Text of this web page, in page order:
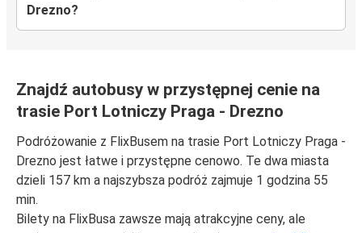
Drezno?
Znajdź autobusy w przystępnej cenie na
trasie Port Lotniczy Praga - Drezno
Podróżowanie z FlixBusem na trasie Port Lotniczy Praga -
Drezno jest łatwe i przystępne cenowo. Te dwa miasta
dzieli 157 km a najszybsza podróż zajmuje 1 godzina 55
min.
Bilety na FlixBusa zawsze mają atrakcyjne ceny, ale